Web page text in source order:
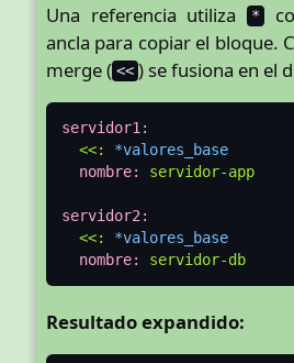
Una referencia utiliza *
ancla para copiar el bloque.
merge ( << ) se fusiona en el
servidor1:
<<:
*valores_base
nombre:
servidor-app
servidor2:
<<:
*valores_base
nombre:
servidor-db
Resultado expandido: